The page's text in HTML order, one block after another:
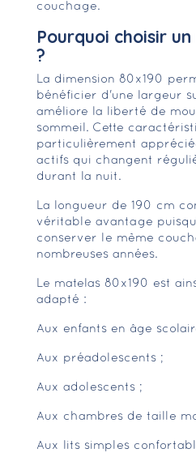
couchage.
Pourquoi choisir
?
La dimension 80x190
bénéficier d'une largeur
améliore la liberté de
sommeil. Cette
particulièrement
actifs qui changent
durant la nuit.
La longueur de 190 cm
véritable avantage
conserver le même
nombreuses années.
Le matelas 80x190 est
adapté :
Aux enfants en âge
Aux préadolescents ;
Aux adolescents ;
Aux chambres de taille
Aux lits simples